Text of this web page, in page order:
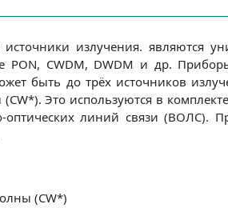
излучения. являются
PON, CWDM, DWDM и др.
быть до трёх источников
Это используются в
линий связи (ВОЛС).
(CW*)